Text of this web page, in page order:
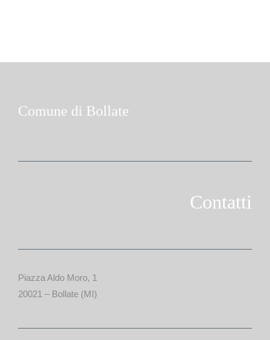
Comune di Bollate
Contatti
Piazza Aldo Moro, 1
20021 – Bollate (MI)